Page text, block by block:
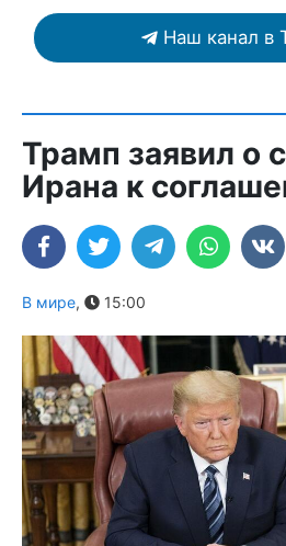
Наш канал в
Трамп заявил о
Ирана к
В мире, 15:00